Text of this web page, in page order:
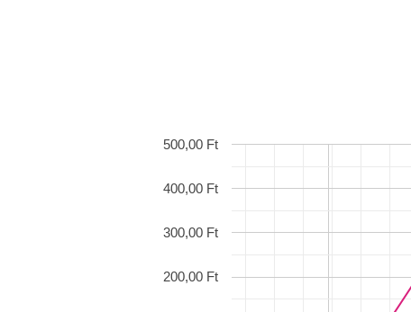
200,00 Ft
300,00 Ft
400,00 Ft
500,00 Ft